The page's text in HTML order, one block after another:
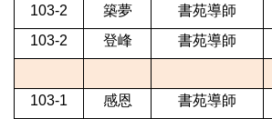
103-2
築夢 書苑導師
103-2
登峰 書苑導師
103-1 感恩 書苑導師